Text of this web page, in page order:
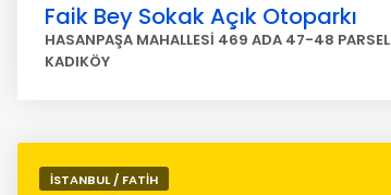
Faik Bey Sokak Açık Otoparkı
HASANPAŞA MAHALLESİ 469 ADA 47-48 PARSEL
KADIKÖY
İSTANBUL / FATİH